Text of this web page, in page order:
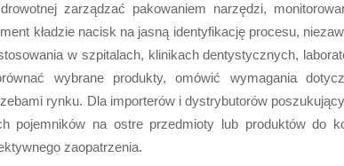
zarządzać pakowaniem narzędzi,
kładzie nacisk na jasną identyfikację procesu,
w szpitalach, klinikach dentystycznych,
wybrane produkty, omówić wymagania
rynku. Dla importerów i dystrybutorów
pojemników na ostre przedmioty lub produktów do
zaopatrzenia.